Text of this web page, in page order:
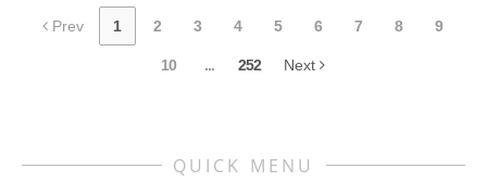
Prev 1 2 3 4 5 6 7 8 9
10 ... 252 Next
QUICK MENU